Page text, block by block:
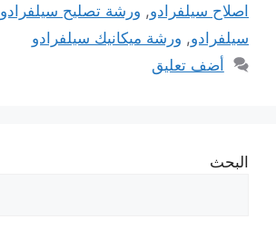
اصلاح سيلفرادو, ورشة تصليح سيلفرادو
سيلفرادو, ورشة ميكانيك سيلفرادو
أضف تعليق
البحث